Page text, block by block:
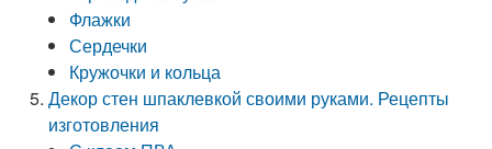
Флажки
Сердечки
Кружочки и кольца
Декор стен шпаклевкой своими руками. Рецепты
изготовления